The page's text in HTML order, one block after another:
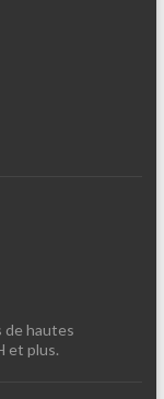
de hautes
et plus.